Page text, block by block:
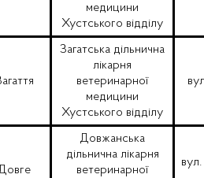
медицини
Хустського відділу
Загатська дільнична
лікарня
ветеринарної
медицини
Хустського відділу
Довжанська
дільнична лікарня
ветеринарної
вул.